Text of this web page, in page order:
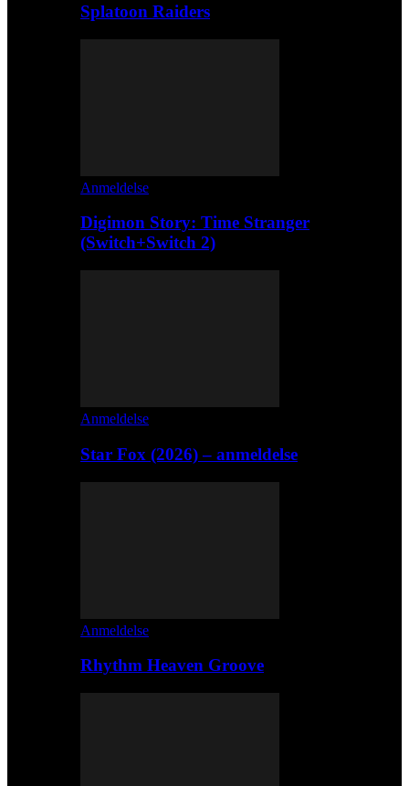
Splatoon Raiders
Anmeldelse
Digimon Story: Time Stranger
(Switch+Switch 2)
Anmeldelse
Star Fox (2026) – anmeldelse
Anmeldelse
Rhythm Heaven Groove